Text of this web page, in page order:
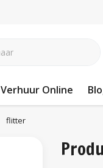
Verhuur Online
flitter